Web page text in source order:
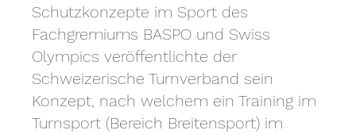
Schutzkonzepte im Sport des
Fachgremiums BASPO und Swiss
Olympics veröffentlichte der
Schweizerische Turnverband sein
Konzept, nach welchem ein Training im
Turnsport (Bereich Breitensport) im